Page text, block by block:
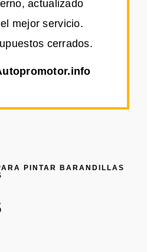
actualizado
mejor servicio.
cerrados.
PINTAR BARANDILLAS